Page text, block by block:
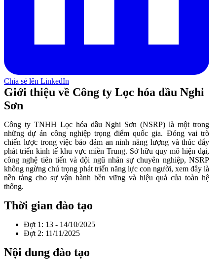
Chia sẻ lên LinkedIn
Giới thiệu về Công ty Lọc hóa dầu Nghi
Sơn
Công ty TNHH Lọc hóa dầu Nghi Sơn (NSRP) là một trong
những dự án công nghiệp trọng điểm quốc gia. Đóng vai trò
chiến lược trong việc bảo đảm an ninh năng lượng và thúc đẩy
phát triển kinh tế khu vực miền Trung. Sở hữu quy mô hiện đại,
công nghệ tiên tiến và đội ngũ nhân sự chuyên nghiệp, NSRP
không ngừng chú trọng phát triển năng lực con người, xem đây là
nền tảng cho sự vận hành bền vững và hiệu quả của toàn hệ
thống.
Thời gian đào tạo
Đợt 1: 13 - 14/10/2025
Đợt 2: 11/11/2025
Nội dung đào tạo